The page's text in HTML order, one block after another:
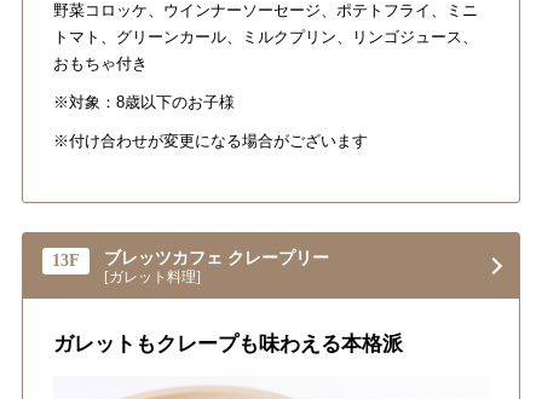
野菜コロッケ、ウインナーソーセージ、ポテトフライ、ミニ
トマト、グリーンカール、ミルクプリン、リンゴジュース、
おもちゃ付き
※対象：8歳以下のお子様
※付け合わせが変更になる場合がございます
13F ブレッツカフェ クレープリー
[ガレット料理]
ガレットもクレープも味わえる本格派